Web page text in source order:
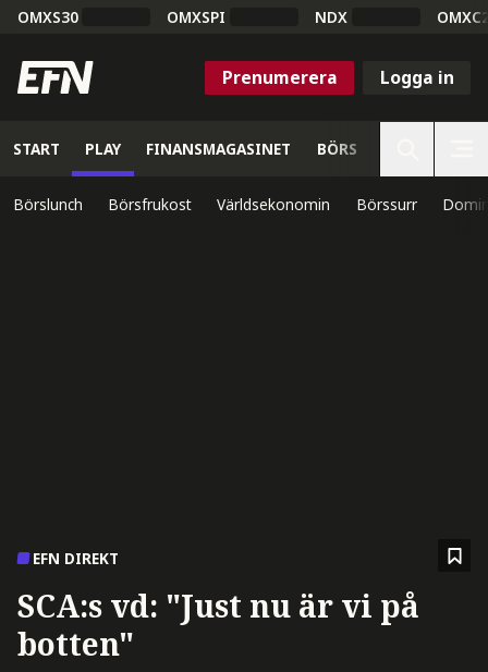
OMXS30 OMXSPI NDX
Prenumerera Logga in
START PLAY FINANSMAGASINET BÖRS
Börslunch Börsfrukost Världsekonomin Börssurr
EFN DIREKT
SCA:s vd: "Just nu är vi på
botten"